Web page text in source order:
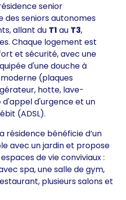
senior
des seniors autonomes
allant du T1 au T3,
Chaque logement est
et sécurité, avec une
d'une douche à
(plaques
hotte, lave-
d'appel d'urgence et un
(ADSL).
résidence bénéficie d’un
avec un jardin et propose
de vie conviviaux :
spa, une salle de gym,
plusieurs salons et